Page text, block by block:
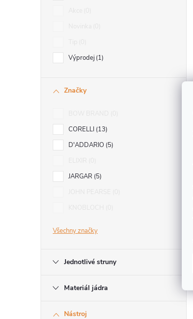
Výprodej 1
Značky
CORELLI 13
D'ADDARIO 5
JARGAR 5
Všechny značky
Jednotlivé struny
Materiál jádra
Nástroj